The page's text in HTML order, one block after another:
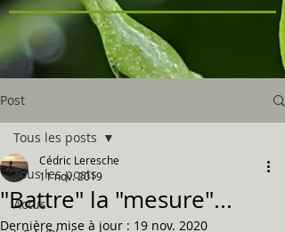
Post
Tous les posts
Actus
Tous les posts
"Battre" la "mesure"...
Cédric Leresche
11 nov. 2019
Dernière mise à jour : 19 nov. 2020